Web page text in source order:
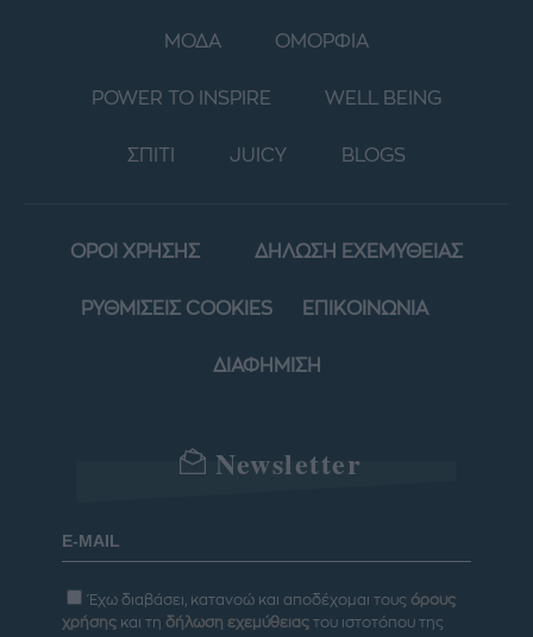
ΜΟΔΑ ΟΜΟΡΦΙΑ
POWER TO INSPIRE WELL BEING
ΣΠΙΤΙ JUICY BLOGS
ΟΡΟΙ ΧΡΗΣΗΣ ΔΗΛΩΣΗ ΕΧΕΜΥΘΕΙΑΣ
ΡΥΘΜΙΣΕΙΣ COOKIES ΕΠΙΚΟΙΝΩΝΙΑ
ΔΙΑΦΗΜΙΣΗ
Newsletter
Έχω διαβάσει, κατανοώ και αποδέχομαι τους όρους
χρήσης και τη δήλωση εχεμύθειας του ιστοτόπου της